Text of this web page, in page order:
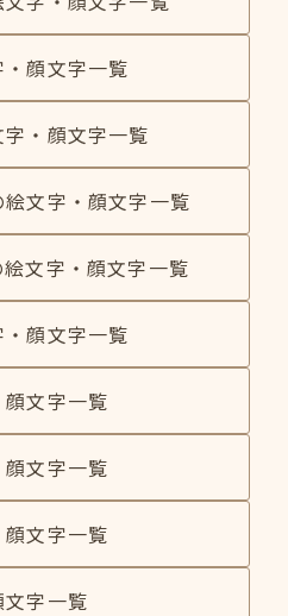
顔文字一覧
・顔文字一覧
文字・顔文字一覧
文字・顔文字一覧
顔文字一覧
文字一覧
文字一覧
文字一覧
字一覧